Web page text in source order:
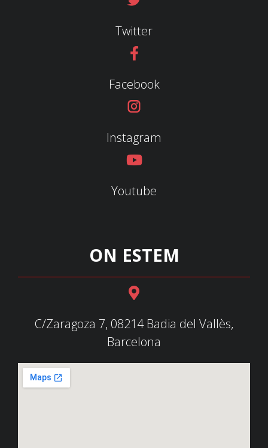
Twitter
Facebook
Instagram
Youtube
ON ESTEM
C/Zaragoza 7, 08214 Badia del Vallès,
Barcelona